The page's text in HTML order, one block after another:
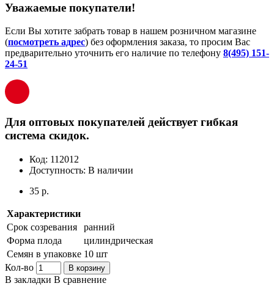
Уважаемые покупатели!
Если Вы хотите забрать товар в нашем розничном магазине
(посмотреть адрес) без оформления заказа, то просим Вас
предварительно уточнить его наличие по телефону 8(495) 151-
24-51
Для оптовых покупателей действует гибкая
система скидок.
Код: 112012
Доступность: В наличии
35 р.
Характеристики
Срок созревания
ранний
Форма плода
цилиндрическая
Семян в упаковке 10 шт
Кол-во
В корзину
В закладки В сравнение